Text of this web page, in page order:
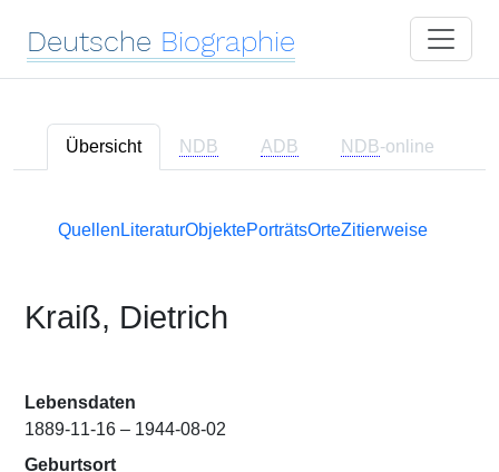
Deutsche Biographie
Übersicht NDB ADB NDB-online
Quellen LiteraturObjektePorträtsOrteZitierweise
Kraiß, Dietrich
Lebensdaten
1889-11-16 – 1944-08-02
Geburtsort